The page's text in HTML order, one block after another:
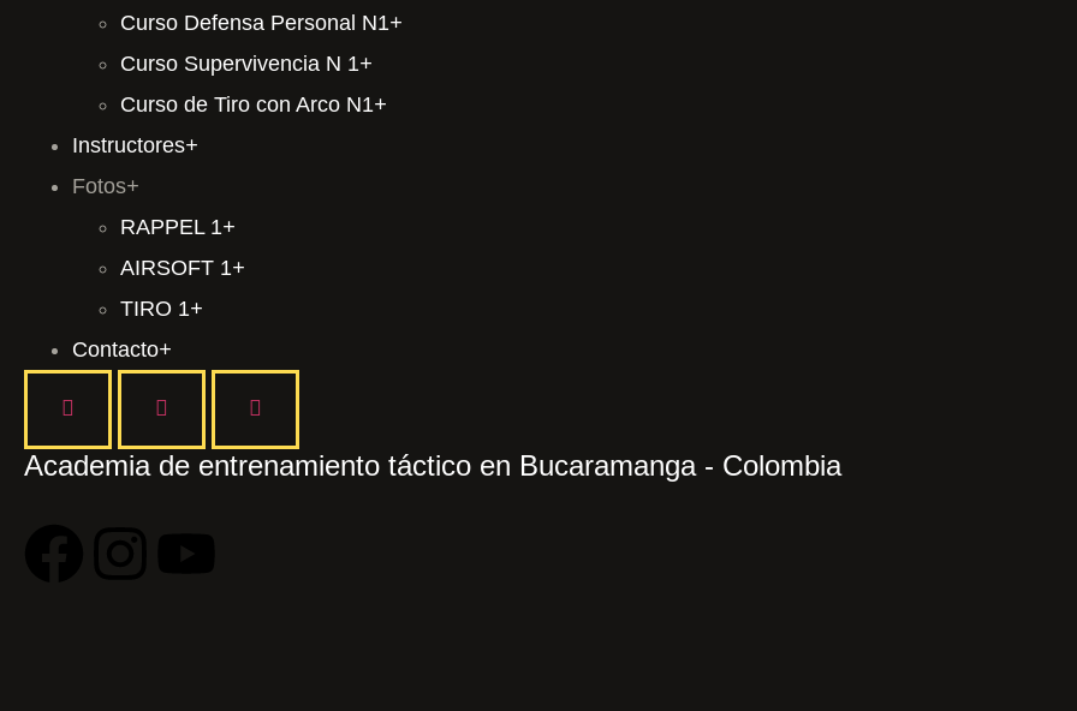
Curso Defensa Personal N1+
Curso Supervivencia N 1+
Curso de Tiro con Arco N1+
Instructores+
Fotos+
RAPPEL 1+
AIRSOFT 1+
TIRO 1+
Contacto+
Academia de entrenamiento táctico en Bucaramanga - Colombia